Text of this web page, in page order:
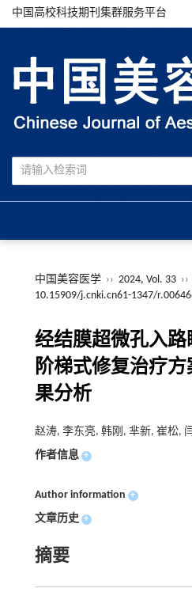
中国高校科技期刊集群服务平台
中国美容医学 ›› 2024, Vol. 33 ››
10.15909/j.cnki.cn61-1347/
经结膜超微孔入
阶梯式修复治疗
果分析
赵涛, 李东亮, 韩刚, 芈新, 崔松,
作者信息 +
Author information +
文章历史 +
摘要